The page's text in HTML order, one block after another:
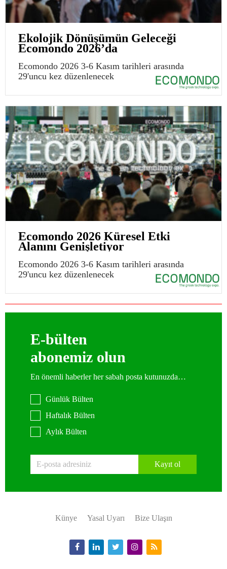
Ekolojik Dönüşümün Geleceği
Ecomondo 2026’da
Ecomondo 2026 3-6 Kasım tarihleri arasında
29'uncu kez düzenlenecek
Ecomondo 2026 Küresel Etki
Alanını Genişletiyor
Ecomondo 2026 3-6 Kasım tarihleri arasında
29'uncu kez düzenlenecek
E-bülten
abonemiz olun
En önemli haberler her sabah posta kutunuzda…
Günlük Bülten
Haftalık Bülten
Aylık Bülten
Kayıt ol
Künye Yasal Uyarı Bize Ulaşın